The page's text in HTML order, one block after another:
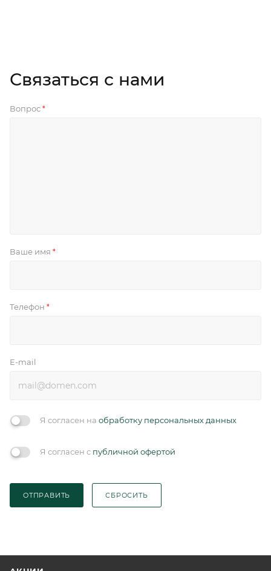
Связаться с нами
Вопрос *
Ваше имя *
Телефон *
E-mail
Я согласен на обработку персональных данных
Я согласен с публичной офертой
ОТПРАВИТЬ СБРОСИТЬ